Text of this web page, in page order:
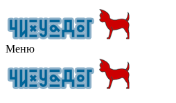
Меню